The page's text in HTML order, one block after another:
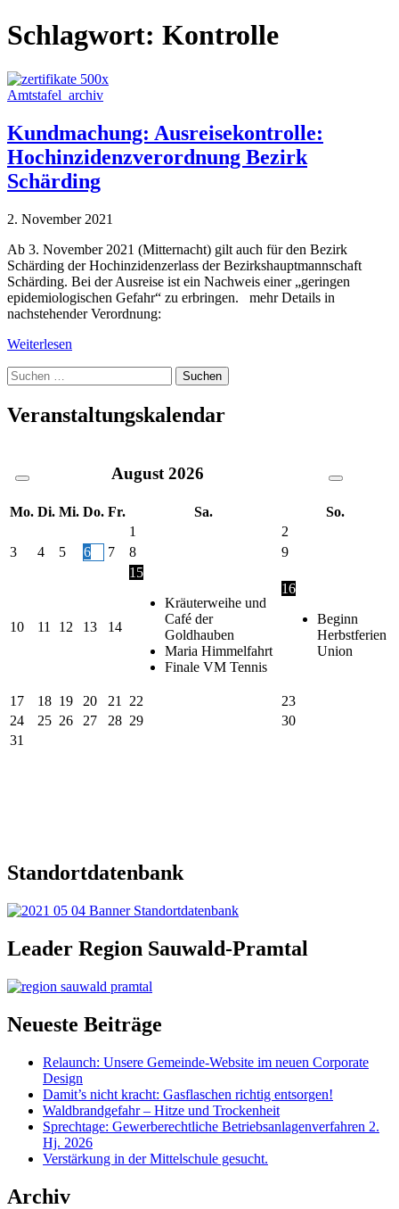
Schlagwort: Kontrolle
Amtstafel_archiv
Kundmachung: Ausreisekontrolle:
Hochinzidenzverordnung Bezirk
Schärding
2. November 2021
Ab 3. November 2021 (Mitternacht) gilt auch für den Bezirk
Schärding der Hochinzidenzerlass der Bezirkshauptmannschaft
Schärding. Bei der Ausreise ist ein Nachweis einer „geringen
epidemiologischen Gefahr“ zu erbringen. mehr Details in
nachstehender Verordnung:
Weiterlesen
Suche
nach:
Veranstaltungskalendar
August 2026
Mo. Di. Mi. Do. Fr. Sa.
So.
1
2
3
4 5 6 7 8 9
10 11 12 13 14
15
Kräuterweihe und
Café der
Goldhauben
Maria Himmelfahrt
Finale VM Tennis
16
Beginn
Herbstferien
Union
17 18 19 20 21 22
23
24
25 26 27 28 29
30
31
Standortdatenbank
Leader Region Sauwald-Pramtal
Neueste Beiträge
Relaunch: Unsere Gemeinde-Website im neuen Corporate
Design
Damit’s nicht kracht: Gasflaschen richtig entsorgen!
Waldbrandgefahr – Hitze und Trockenheit
Sprechtage: Gewerberechtliche Betriebsanlagenverfahren 2.
Hj. 2026
Verstärkung in der Mittelschule gesucht.
Archiv